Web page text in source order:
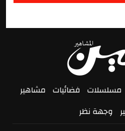
مسلسلات فضائيات مشاهير
وجهة نظر